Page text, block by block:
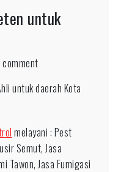
untuk
commenton
3741-
Kompeten
untuk
daerah
untuk daerah Kota
melayani : Pest
Semut, Jasa
Tawon, Jasa Fumigasi